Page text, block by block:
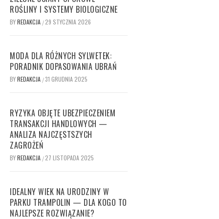
ROŚLINY I SYSTEMY BIOLOGICZNE
BYREDAKCJA / 29 STYCZNIA 2026
MODA DLA RÓŻNYCH SYLWETEK:
PORADNIK DOPASOWANIA UBRAŃ
BYREDAKCJA / 31 GRUDNIA 2025
RYZYKA OBJĘTE UBEZPIECZENIEM
TRANSAKCJI HANDLOWYCH —
ANALIZA NAJCZĘSTSZYCH
ZAGROŻEŃ
BYREDAKCJA / 27 LISTOPADA 2025
IDEALNY WIEK NA URODZINY W
PARKU TRAMPOLIN — DLA KOGO TO
NAJLEPSZE ROZWIĄZANIE?